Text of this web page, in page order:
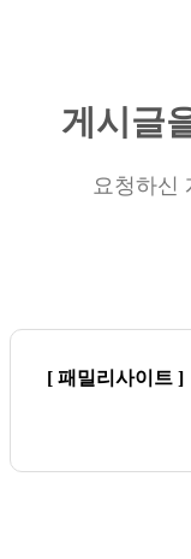
게시글
요청하신
[ 패밀리사이트 ]